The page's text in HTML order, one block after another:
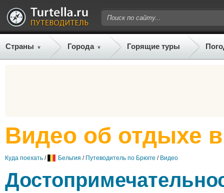
Страны Города Горящие туры
Видео об отдыхе
Куда поехать / Бельгия / Путеводитель по Брюгге / Видео